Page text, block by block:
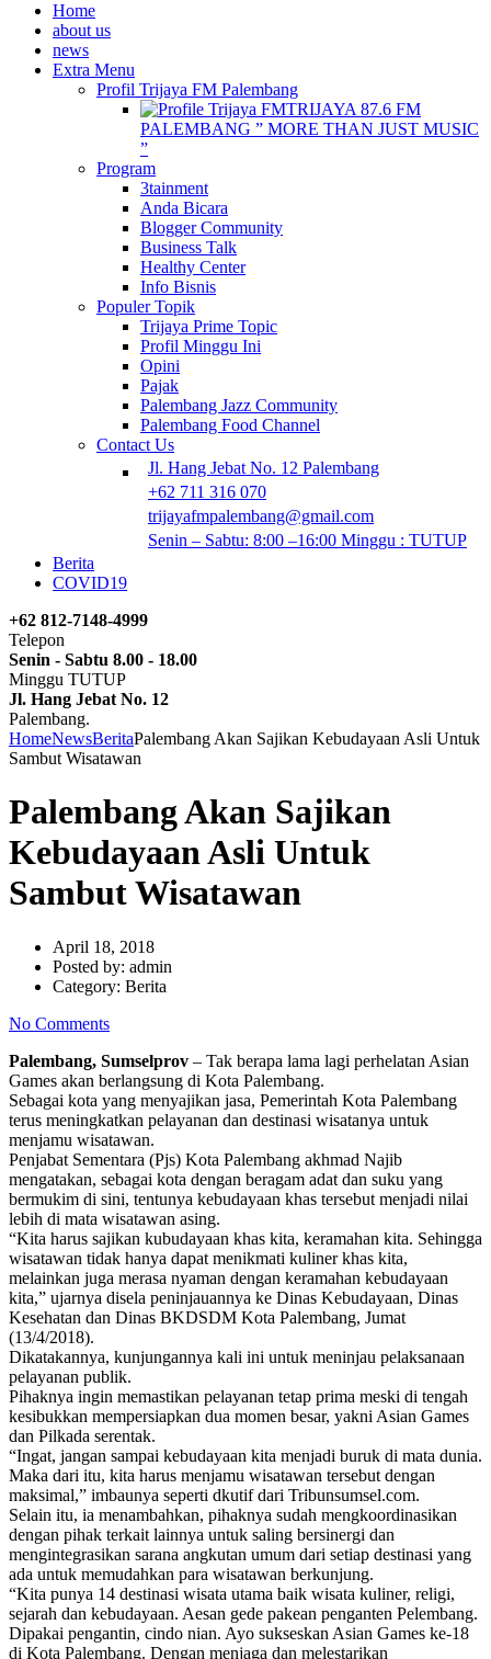
Home
about us
news
Extra Menu
Profil Trijaya FM Palembang
TRIJAYA 87.6 FM
PALEMBANG ” MORE THAN JUST MUSIC
”
Program
3tainment
Anda Bicara
Blogger Community
Business Talk
Healthy Center
Info Bisnis
Populer Topik
Trijaya Prime Topic
Profil Minggu Ini
Opini
Pajak
Palembang Jazz Community
Palembang Food Channel
Contact Us
Jl. Hang Jebat No. 12 Palembang
+62 711 316 070
trijayafmpalembang@gmail.com
Senin – Sabtu: 8:00 –16:00 Minggu : TUTUP
Berita
COVID19
+62 812-7148-4999
Telepon
Senin - Sabtu 8.00 - 18.00
Minggu TUTUP
Jl. Hang Jebat No. 12
Palembang.
HomeNewsBeritaPalembang Akan Sajikan Kebudayaan Asli Untuk
Sambut Wisatawan
Palembang Akan Sajikan
Kebudayaan Asli Untuk
Sambut Wisatawan
April 18, 2018
Posted by: admin
Category: Berita
No Comments
Palembang, Sumselprov – Tak berapa lama lagi perhelatan Asian
Games akan berlangsung di Kota Palembang.
Sebagai kota yang menyajikan jasa, Pemerintah Kota Palembang
terus meningkatkan pelayanan dan destinasi wisatanya untuk
menjamu wisatawan.
Penjabat Sementara (Pjs) Kota Palembang akhmad Najib
mengatakan, sebagai kota dengan beragam adat dan suku yang
bermukim di sini, tentunya kebudayaan khas tersebut menjadi nilai
lebih di mata wisatawan asing.
“Kita harus sajikan kubudayaan khas kita, keramahan kita. Sehingga
wisatawan tidak hanya dapat menikmati kuliner khas kita,
melainkan juga merasa nyaman dengan keramahan kebudayaan
kita,” ujarnya disela peninjauannya ke Dinas Kebudayaan, Dinas
Kesehatan dan Dinas BKDSDM Kota Palembang, Jumat
(13/4/2018).
Dikatakannya, kunjungannya kali ini untuk meninjau pelaksanaan
pelayanan publik.
Pihaknya ingin memastikan pelayanan tetap prima meski di tengah
kesibukkan mempersiapkan dua momen besar, yakni Asian Games
dan Pilkada serentak.
“Ingat, jangan sampai kebudayaan kita menjadi buruk di mata dunia.
Maka dari itu, kita harus menjamu wisatawan tersebut dengan
maksimal,” imbaunya seperti dkutif dari Tribunsumsel.com.
Selain itu, ia menambahkan, pihaknya sudah mengkoordinasikan
dengan pihak terkait lainnya untuk saling bersinergi dan
mengintegrasikan sarana angkutan umum dari setiap destinasi yang
ada untuk memudahkan para wisatawan berkunjung.
“Kita punya 14 destinasi wisata utama baik wisata kuliner, religi,
sejarah dan kebudayaan. Aesan gede pakean penganten Pelembang.
Dipakai pengantin, cindo nian. Ayo sukseskan Asian Games ke-18
di Kota Palembang. Dengan menjaga dan melestarikan